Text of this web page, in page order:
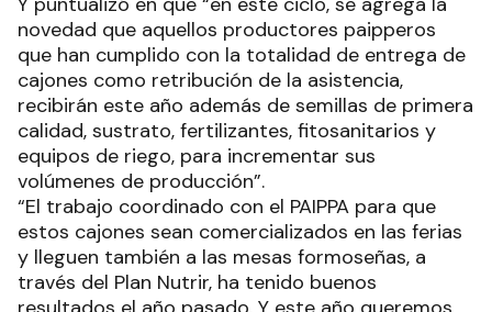
novedad que aquellos productores paipperos
que han cumplido con la totalidad de entrega de
cajones como retribución de la asistencia,
recibirán este año además de semillas de primera
calidad, sustrato, fertilizantes, fitosanitarios y
equipos de riego, para incrementar sus
volúmenes de producción”.
“El trabajo coordinado con el PAIPPA para que
estos cajones sean comercializados en las ferias
y lleguen también a las mesas formoseñas, a
través del Plan Nutrir, ha tenido buenos